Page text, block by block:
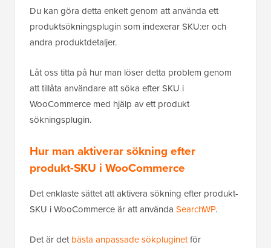
Du kan göra detta enkelt genom att använda ett
produktsökningsplugin som indexerar SKU:er och
andra produktdetaljer.
Låt oss titta på hur man löser detta problem genom
att tillåta användare att söka efter SKU i
WooCommerce med hjälp av ett produkt
sökningsplugin.
Hur man aktiverar sökning efter
produkt-SKU i WooCommerce
Det enklaste sättet att aktivera sökning efter produkt-
SKU i WooCommerce är att använda SearchWP.
Det är detbästa anpassade sökpluginetför